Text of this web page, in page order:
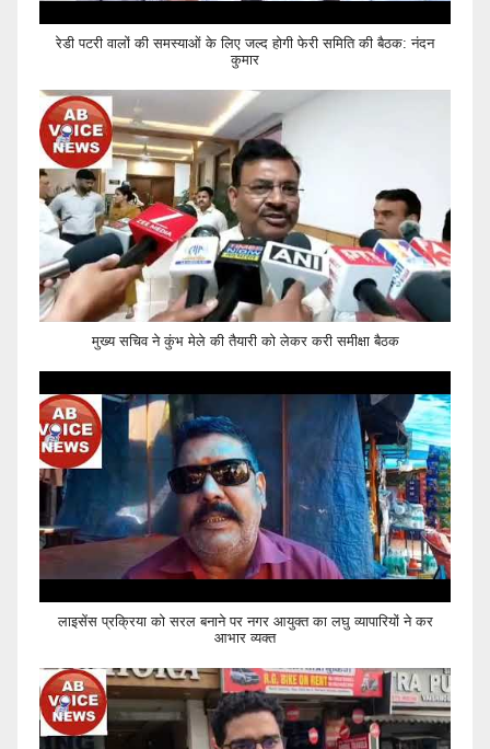
रेडी पटरी वालों की समस्याओं के लिए जल्द होगी फेरी समिति की बैठक: नंदन
कुमार
मुख्य सचिव ने कुंभ मेले की तैयारी को लेकर करी समीक्षा बैठक
लाइसेंस प्रक्रिया को सरल बनाने पर नगर आयुक्त का लघु व्यापारियों ने कर
आभार व्यक्त